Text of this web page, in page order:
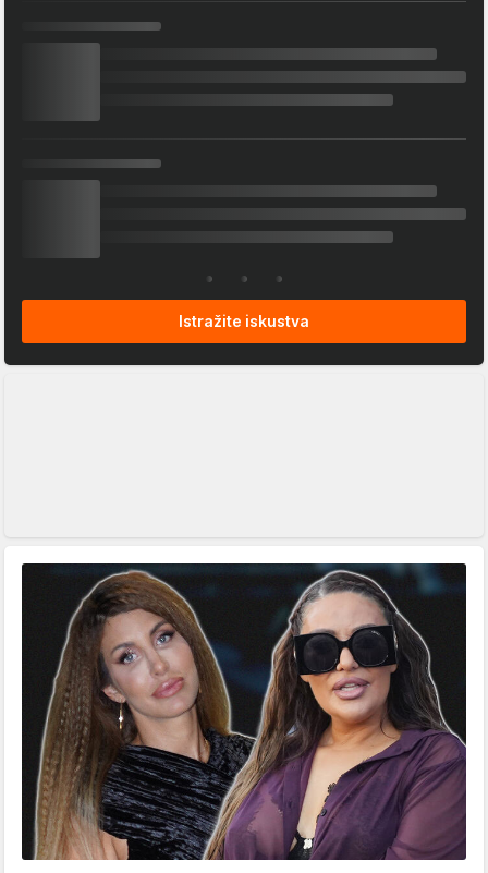
Istražite iskustva